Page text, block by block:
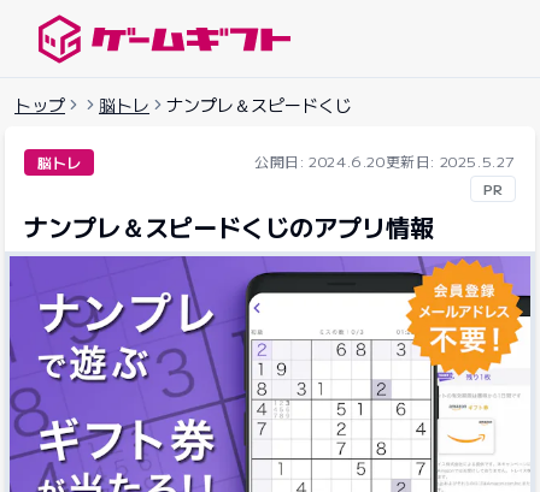
トップ 脳トレ ナンプレ＆スピードくじ
脳トレ 公開日: 2024.6.20更新日: 2025.5.27
PR
ナンプレ＆スピードくじのアプリ情報